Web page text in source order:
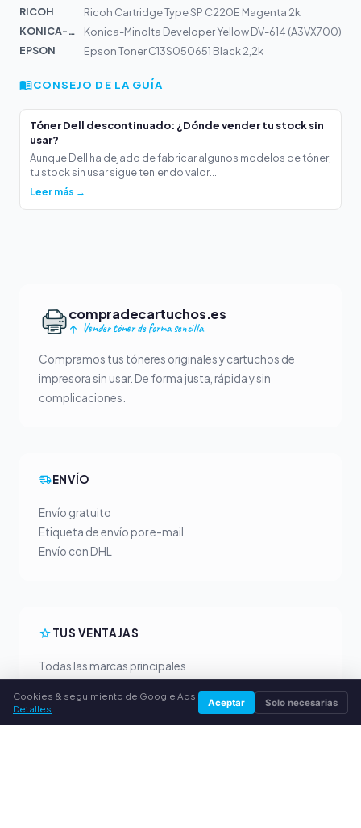
RICOH
Ricoh Cartridge Type SP C220E Magenta 2k
KONICA-MIN...
Konica-Minolta Developer Yellow DV-614 (A3VX700)
EPSON
Epson Toner C13S050651 Black 2,2k
CONSEJO DE LA GUÍA
Tóner Dell descontinuado: ¿Dónde vender tu stock sin
usar?
Aunque Dell ha dejado de fabricar algunos modelos de tóner,
tu stock sin usar sigue teniendo valor....
Leer más →
compradecartuchos.es
Vender tóner de forma sencilla
Compramos tus tóneres originales y cartuchos de
impresora sin usar. De forma justa, rápida y sin
complicaciones.
ENVÍO
Envío gratuito
Etiqueta de envío por e-mail
Envío con DHL
TUS VENTAJAS
Todas las marcas principales
Pago anticipado por PayPal
Asesoramiento personalizado
Cookies & seguimiento de Google Ads.
Detalles
Aceptar Solo necesarias